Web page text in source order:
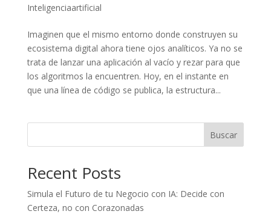
Inteligenciaartificial
Imaginen que el mismo entorno donde construyen su
ecosistema digital ahora tiene ojos analíticos. Ya no se
trata de lanzar una aplicación al vacío y rezar para que
los algoritmos la encuentren. Hoy, en el instante en
que una línea de código se publica, la estructura...
Buscar
Recent Posts
Simula el Futuro de tu Negocio con IA: Decide con
Certeza, no con Corazonadas